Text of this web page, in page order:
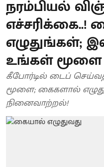
நரம்பியல்
எச்சரிக்கை..!
எழுதுங்கள்;
உங்கள் மூளை
கீபோர்டில் டைப்
மூளை; கைகளால்
நினைவாற்றல்!